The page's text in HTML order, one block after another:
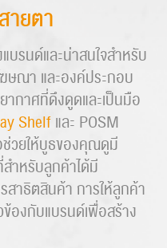
ายตา
รนด์และน่าสนใจสำหรับ
ฆษณา และองค์ประกอบ
ากาศที่ดึงดูดและเป็นมือ
Shelfและ POSM
วยให้บูธของคุณดูมี
ำหรับลูกค้าได้มี
าธิตสินค้า การให้ลูกค้า
ข้องกับแบรนด์เพื่อสร้าง